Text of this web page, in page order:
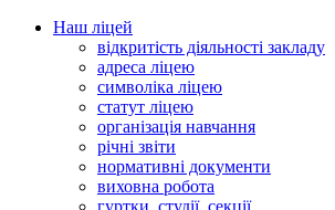
Наш ліцей
відкритість діяльності закладу
адреса ліцею
символіка ліцею
статут ліцею
організація навчання
річні звіти
нормативні документи
виховна робота
гуртки, студії, секції